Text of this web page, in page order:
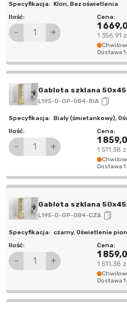
Klon, Bez oświetlenia
- +
1
1 356,91
Dostawa
Gablota szklana
L195-D-GP-OB4-BIA
Biały (śmietankowy),
- +
1
1 511,38
Dostawa
Gablota szklana
L195-D-GP-OB4-CZA
czarny, Oświetlenie
- +
1
1 511,38
Dostawa